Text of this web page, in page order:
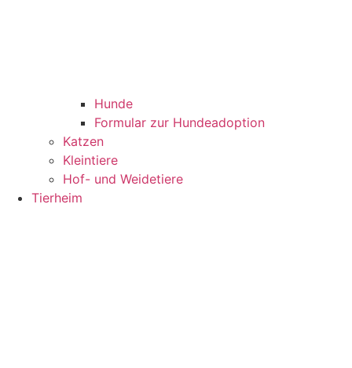
Hunde
Formular zur Hundeadoption
Katzen
Kleintiere
Hof- und Weidetiere
Tierheim